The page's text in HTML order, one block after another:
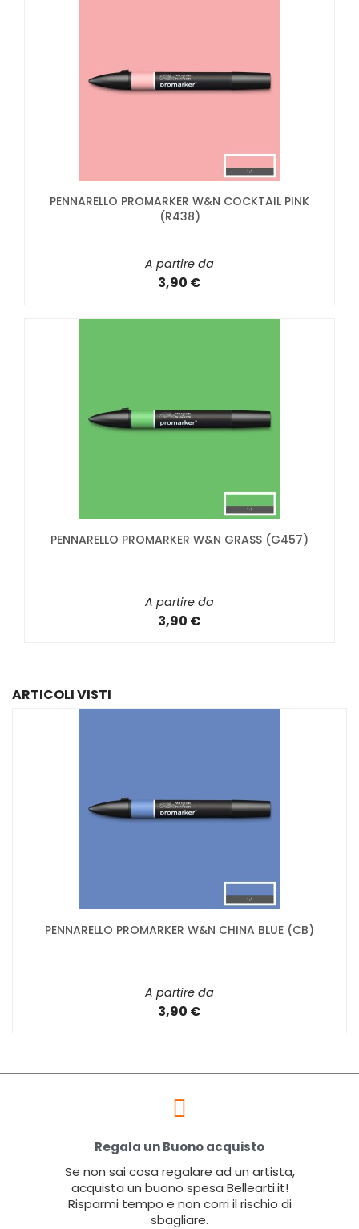
PENNARELLO PROMARKER W&N COCKTAIL PINK
(R438)
A partire da
3,90 €
PENNARELLO PROMARKER W&N GRASS (G457)
A partire da
3,90 €
ARTICOLI VISTI
PENNARELLO PROMARKER W&N CHINA BLUE (CB)
A partire da
3,90 €
Regala un Buono acquisto
Se non sai cosa regalare ad un artista,
acquista un buono spesa Bellearti.it!
Risparmi tempo e non corri il rischio di
sbagliare.